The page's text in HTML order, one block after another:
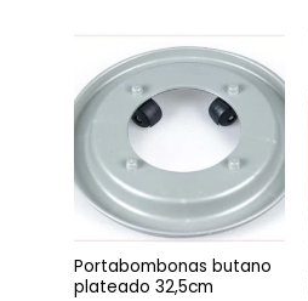
Portabombonas butano
plateado 32,5cm